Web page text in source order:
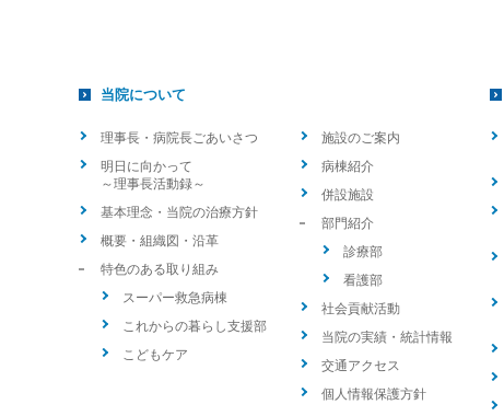
当院について
理事長・病院長ごあいさつ
明日に向かって
～理事長活動録～
基本理念・当院の治療方針
概要・組織図・沿革
特色のある取り組み
スーパー救急病棟
これからの暮らし支援部
こどもケア
施設のご案内
病棟紹介
併設施設
部門紹介
診療部
看護部
社会貢献活動
当院の実績・統計情報
交通アクセス
個人情報保護方針